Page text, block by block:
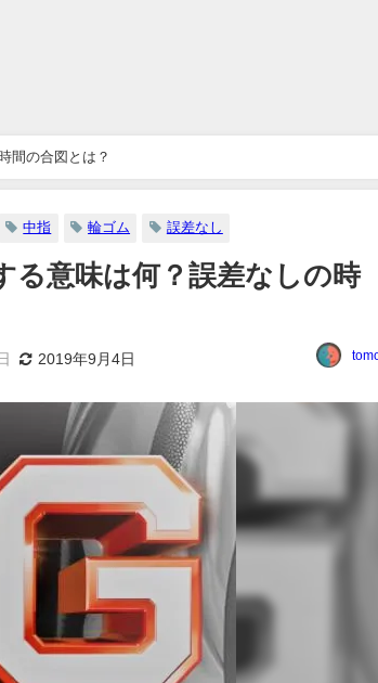
間の合図とは？
中指 輪ゴム 誤差なし
る意味は何？誤差なしの時
2019年9月4日